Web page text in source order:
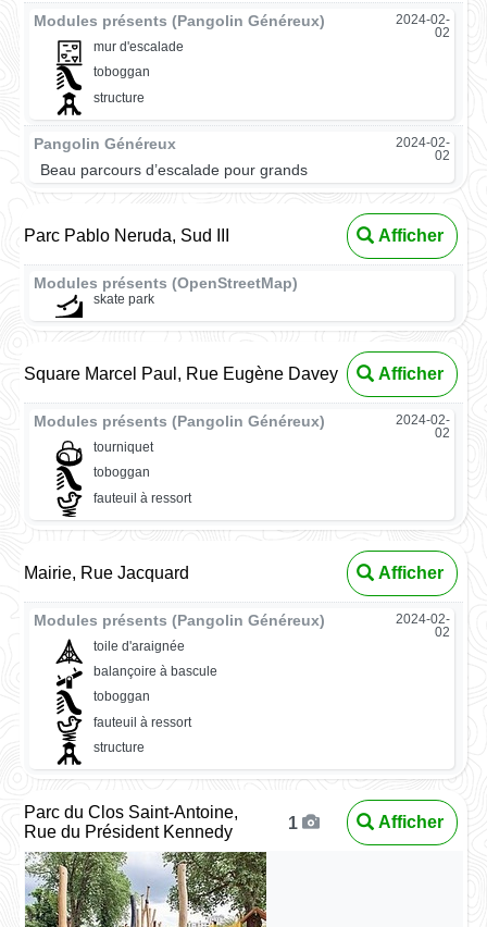
Modules présents (Pangolin Généreux)
2024-02-
02
mur d'escalade
toboggan
structure
Pangolin Généreux
2024-02-
02
Beau parcours d’escalade pour grands
Parc Pablo Neruda, Sud III Afficher
Modules présents (OpenStreetMap)
skate park
Square Marcel Paul, Rue Eugène Davey Afficher
Modules présents (Pangolin Généreux)
2024-02-
02
tourniquet
toboggan
fauteuil à ressort
Mairie, Rue Jacquard Afficher
Modules présents (Pangolin Généreux)
2024-02-
02
toile d'araignée
balançoire à bascule
toboggan
fauteuil à ressort
structure
Parc du Clos Saint-Antoine,
Rue du Président Kennedy
1 Afficher